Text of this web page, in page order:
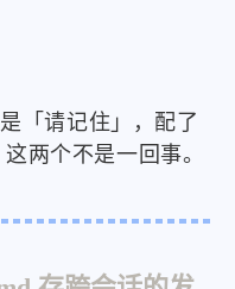
「请记住」，配了
两个不是一回事。